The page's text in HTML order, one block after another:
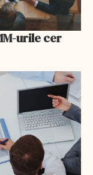
urile cer